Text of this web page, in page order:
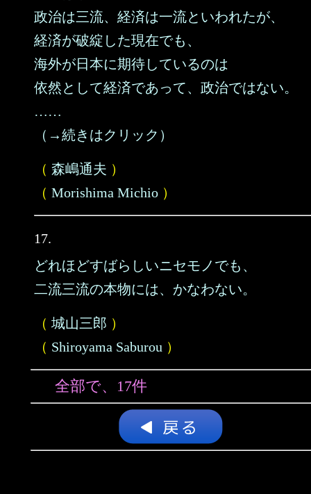
政治は三流、経済は一流といわれたが、
経済が破綻した現在でも、
海外が日本に期待しているのは
依然として経済であって、政治ではない。
……
（→続きはクリック）
（ 森嶋通夫 ）
（ Morishima Michio ）
17.
どれほどすばらしいニセモノでも、
二流三流の本物には、かなわない。
（ 城山三郎 ）
（ Shiroyama Saburou ）
全部で、17件